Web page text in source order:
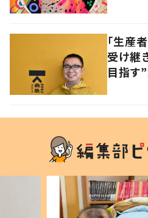
「生産
受け継
目指す